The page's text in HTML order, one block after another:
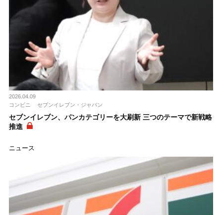
2026.04.09
コンビニ
セブンイレブン・ジャパン
セブンイレブン、パンカテゴリーを大刷新 三つのテーマで新戦略
推進
ニュース